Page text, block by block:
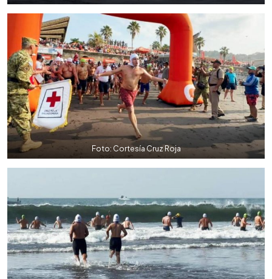
Foto: Cortesía Cruz Roja